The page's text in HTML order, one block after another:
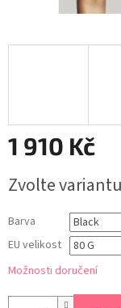
1 910 Kč
cena:
Zvolte variantu
Barva
EU velikost
Možnosti doručení